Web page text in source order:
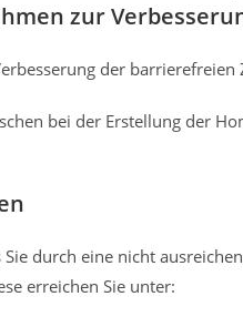
zur
der
bei der Erstellung der
durch eine nicht
erreichen Sie unter: